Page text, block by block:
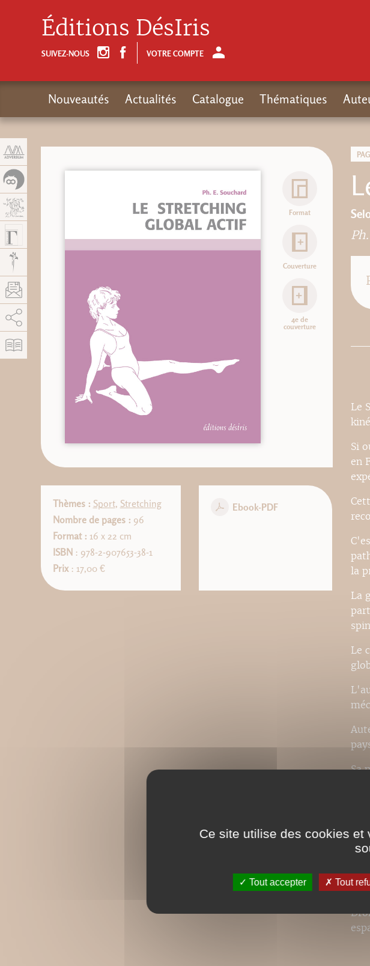
Format
Couverture
4e de
couverture
Thèmes : Sport, Stretching
Nombre de pages : 96
Format : 16 x 22 cm
ISBN : 978-2-907653-38-1
Prix: 17,00 €
Ebook-PDF
Le
Si
en
la
La
Le
Sa
Éditions DésIris
SUIVEZ-NOUS VOTRE COMPTE
Nouveautés Actualités Catalogue Thématiques
AddThis est désactivé. Autoriser
Ce site utilise des cookies et
Tout accepter Tout